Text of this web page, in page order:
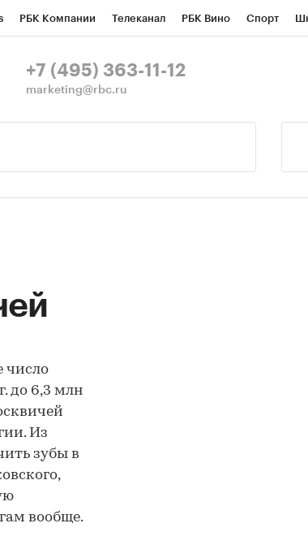
РБК Компании Телеканал РБК Вино Спорт
СПб Спецпроекты
+7 (495) 363-11-12
marketing@rbc.ru
число
до 6,3 млн
Из
зубы в
вообще.